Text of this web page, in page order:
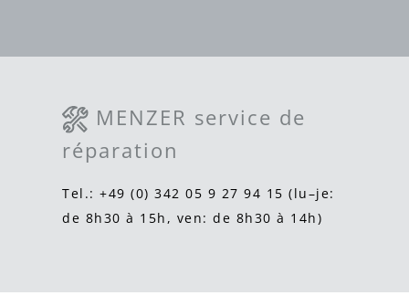
MENZER service de
réparation
Tel.: +49 (0) 342 05 9 27 94 15 (lu–je:
de 8h30 à 15h, ven: de 8h30 à 14h)